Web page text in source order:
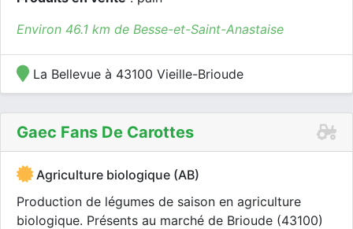
Environ 46.1 km de Besse-et-Saint-Anastaise
La Bellevue à 43100 Vieille-Brioude
Gaec Fans De Carottes
Agriculture biologique (AB)
Production de légumes de saison en agriculture
biologique. Présents au marché de Brioude (43100)